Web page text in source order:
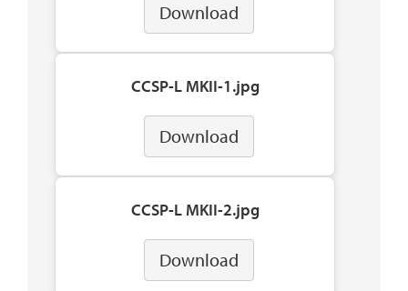
Download
CCSP-L MKII-1.jpg
Download
CCSP-L MKII-2.jpg
Download